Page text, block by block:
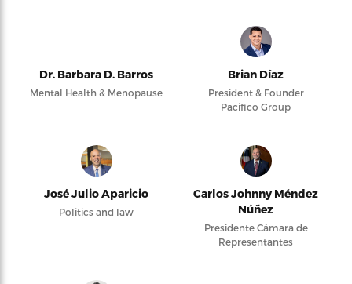
Dr. Barbara D. Barros
Mental Health & Menopause
Brian Díaz
President & Founder
Pacifico Group
José Julio Aparicio
Politics and law
Carlos Johnny Méndez
Núñez
Presidente Cámara de
Representantes